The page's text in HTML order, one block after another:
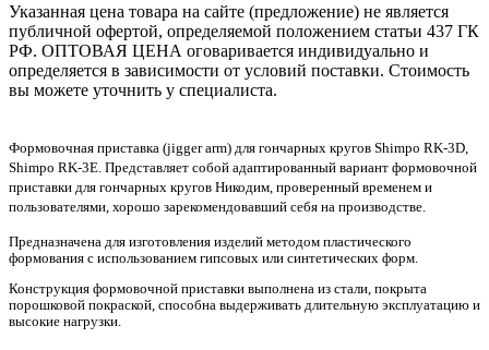
Указанная цена товара на сайте (предложение) не является
публичной офертой, определяемой положением статьи 437 ГК
РФ. ОПТОВАЯ ЦЕНА оговаривается индивидуально и
определяется в зависимости от условий поставки. Стоимость
вы можете уточнить у специалиста.
Формовочная приставка (jigger arm) для гончарных кругов Shimpo RK-3D,
Shimpo RK-3E. Представляет собой адаптированный вариант формовочной
приставки для гончарных кругов Никодим, проверенный временем и
пользователями, хорошо зарекомендовавший себя на производстве.
Предназначена для изготовления изделий методом пластического
формования с использованием гипсовых или синтетических форм.
Конструкция формовочной приставки выполнена из стали, покрыта
порошковой покраской, способна выдерживать длительную эксплуатацию и
высокие нагрузки.